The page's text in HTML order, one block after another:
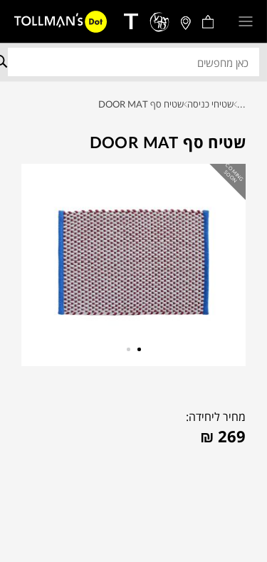
... שטיחי כניסה שטיח סף DOOR MAT
שטיח סף DOOR MAT
C
O
M
IN
G
S
O
O
N
מחיר ליחידה:
₪ 269